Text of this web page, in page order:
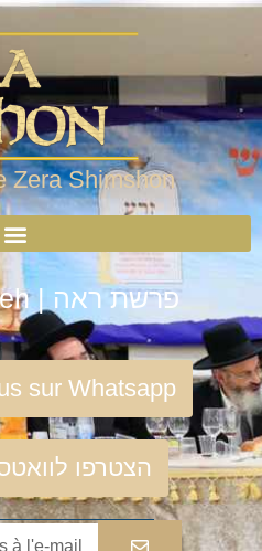
Zera Shimshon
Parshat Re´eh | פרשת ראה
sur Whatsapp
הצטרפו